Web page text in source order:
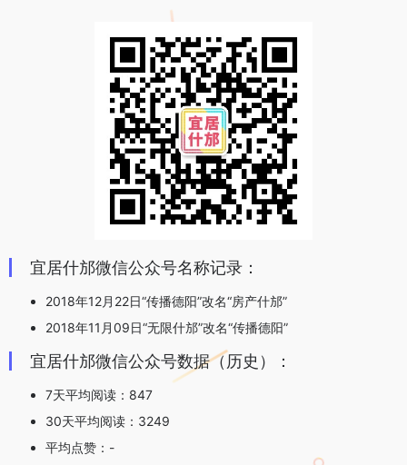
宜居什邡微信公众号名称记录：
2018年12月22日“传播德阳”改名“房产什邡”
2018年11月09日“无限什邡”改名“传播德阳”
宜居什邡微信公众号数据（历史）：
7天平均阅读：847
30天平均阅读：3249
平均点赞：-